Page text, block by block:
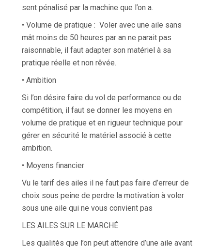
sent pénalisé par la machine que l’on a.
• Volume de pratique : Voler avec une aile sans
mât moins de 50 heures par an ne parait pas
raisonnable, il faut adapter son matériel à sa
pratique réelle et non rêvée.
• Ambition
Si l’on désire faire du vol de performance ou de
compétition, il faut se donner les moyens en
volume de pratique et en rigueur technique pour
gérer en sécurité le matériel associé à cette
ambition.
• Moyens financier
Vu le tarif des ailes il ne faut pas faire d’erreur de
choix sous peine de perdre la motivation à voler
sous une aile qui ne vous convient pas
LES AILES SUR LE MARCHÉ
Les qualités que l’on peut attendre d’une aile avant